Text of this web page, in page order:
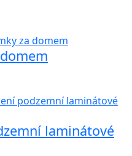
laminátové